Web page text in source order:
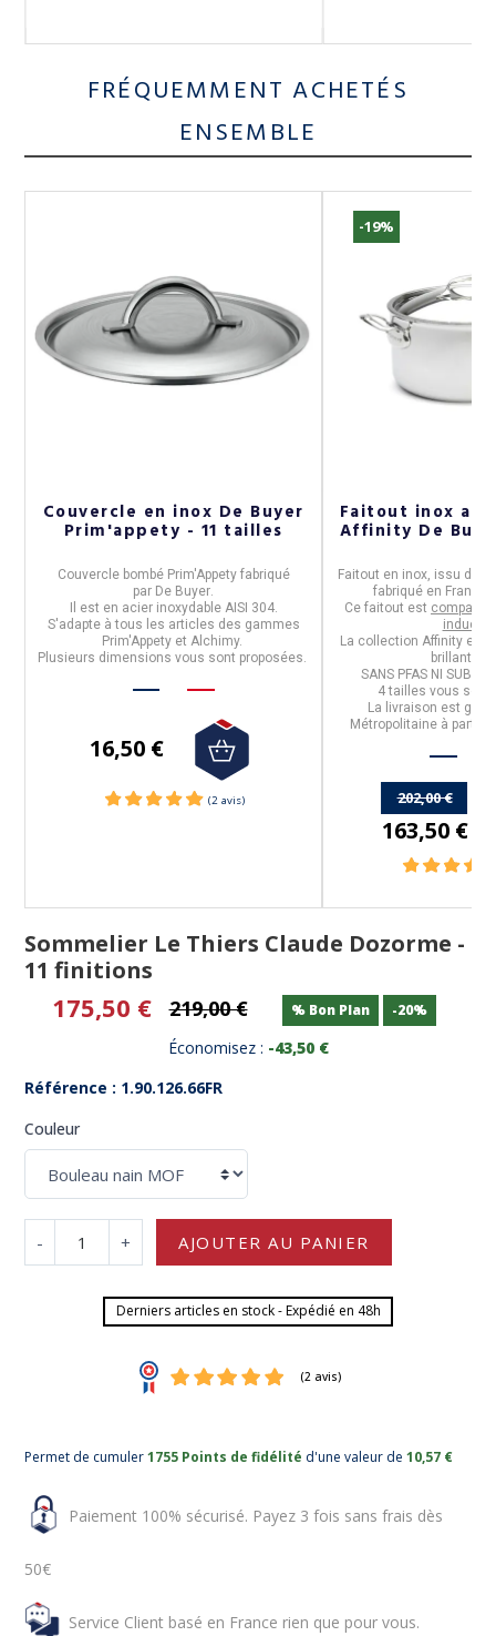
FRÉQUEMMENT ACHETÉS
ENSEMBLE
Couvercle en inox De Buyer
Prim'appety - 11 tailles
Couvercle bombé Prim'Appety fabriqué
par De Buyer
Il est en acier inoxydable AISI 304.
S'adapte à tous les articles des gammes
Prim'Appety et Alchimy.
Plusieurs dimensions vous sont proposées.
16,50 €
-19%
Faitout inox
Affinity De
Faitout en inox, issu de
fabriqué en France
Ce faitout est
La collection Affinity est
brillant
SANS PFAS NI
4 tailles vous sont
La livraison est
Métropolitaine à partir
202,00 €
163,50 €
Sommelier Le Thiers Claude Dozorme -
11 finitions
175,50 € 219,00 € % Bon Plan -20%
Économisez : -43,50 €
Référence : 1.90.126.66FR
Couleur
- + AJOUTER AU PANIER
Derniers articles en stock - Expédié en 48h
Permet de cumuler1755 Points de fidélité d'une valeur de10,57 €
Paiement 100% sécurisé. Payez 3 fois sans frais dès
50€
Service Client basé en France rien que pour vous.